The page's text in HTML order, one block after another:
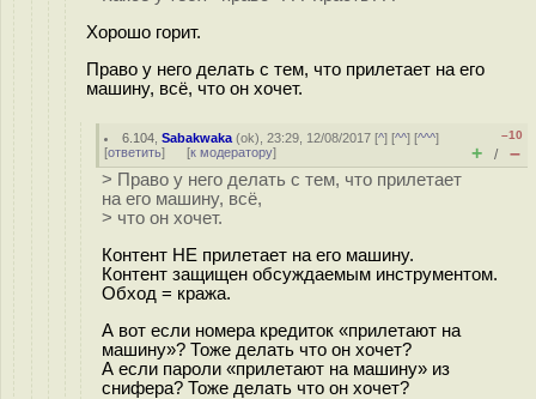
Хорошо горит.
Право у него делать с тем, что прилетает на его
машину, всё, что он хочет.
6.104 ,Sabakwaka (ok), 23:29, 12/08/2017 [^] [^^] [^^^]
[ответить] [к модератору]
–10
+ / –
> Право у него делать с тем, что прилетает
на его машину, всё,
> что он хочет.
Контент НЕ прилетает на его машину.
Контент защищен обсуждаемым инструментом.
Обход = кража.
А вот если номера кредиток «прилетают на
машину»? Тоже делать что он хочет?
А если пароли «прилетают на машину» из
снифера? Тоже делать что он хочет?